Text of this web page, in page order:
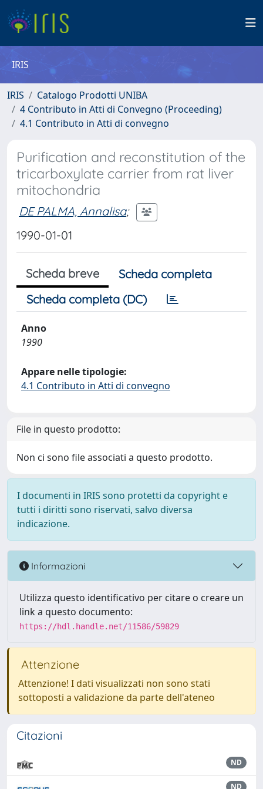
IRIS
IRIS
Catalogo Prodotti UNIBA
4 Contributo in Atti di Convegno (Proceeding)
4.1 Contributo in Atti di convegno
Purification and reconstitution of the
tricarboxylate carrier from rat liver
mitochondria
DE PALMA, Annalisa;
1990-01-01
Scheda breve
Scheda completa
Scheda completa (DC)
Anno
1990
Appare nelle tipologie:
4.1 Contributo in Atti di convegno
File in questo prodotto:
Non ci sono file associati a questo prodotto.
I documenti in IRIS sono protetti da copyright e
tutti i diritti sono riservati, salvo diversa
indicazione.
Informazioni
Utilizza questo identificativo per citare o creare un
link a questo documento:
https://hdl.handle.net/11586/59829
Attenzione
Attenzione! I dati visualizzati non sono stati
sottoposti a validazione da parte dell'ateneo
Citazioni
ND
ND